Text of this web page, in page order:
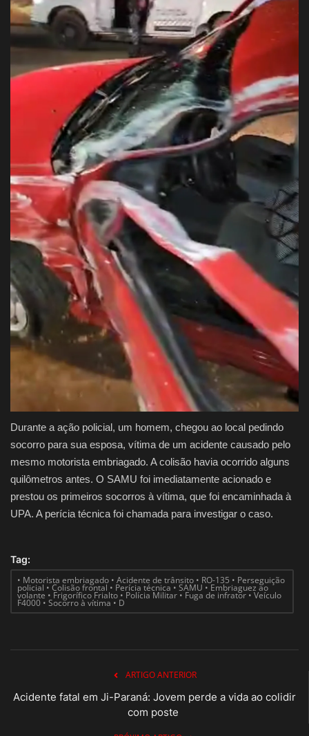
Durante a ação policial, um homem, chegou ao local pedindo
socorro para sua esposa, vítima de um acidente causado pelo
mesmo motorista embriagado. A colisão havia ocorrido alguns
quilômetros antes. O SAMU foi imediatamente acionado e
prestou os primeiros socorros à vítima, que foi encaminhada à
UPA. A perícia técnica foi chamada para investigar o caso.
Tag:
• Motorista embriagado • Acidente de trânsito • RO-135 • Perseguição
policial • Colisão frontal • Perícia técnica • SAMU • Embriaguez ao
volante • Frigorífico Frialto • Polícia Militar • Fuga de infrator • Veículo
F4000 • Socorro à vítima • D
ARTIGO ANTERIOR
Acidente fatal em Ji-Paraná: Jovem perde a vida ao colidir
com poste